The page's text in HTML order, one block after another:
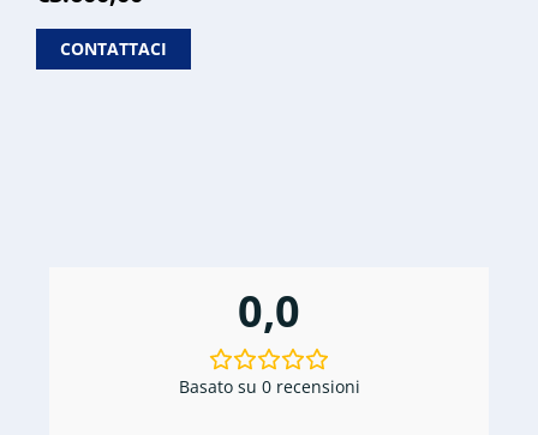
CONTATTACI
0,0
Basato su 0 recensioni